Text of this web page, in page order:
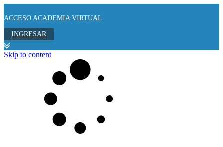
ACCESO ACADEMIA VIRTUAL
INGRESAR
Skip to content